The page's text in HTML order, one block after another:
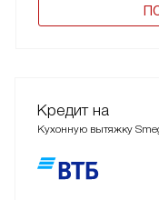
Кредит на
Кухонную вытяжку